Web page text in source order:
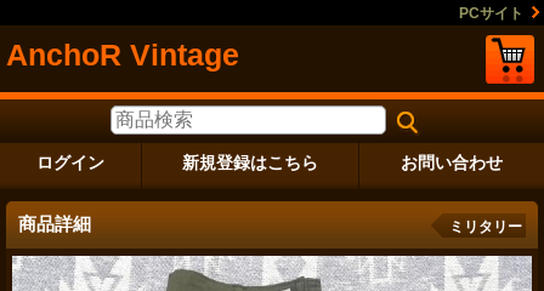
PCサイト
AnchoR Vintage
ログイン 新規登録はこちら お問い合わせ
商品詳細 ミリタリー